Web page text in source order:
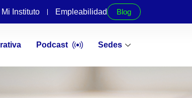
Mi Instituto Empleabilidad Blog
Podcast Sedes